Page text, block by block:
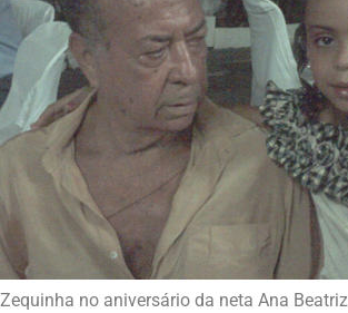
Zequinha no aniversário da neta Ana Beatriz